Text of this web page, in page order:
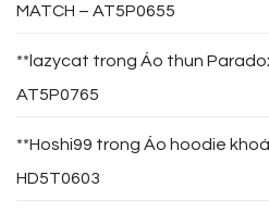
MATCH – AT5P0655
**lazycat trong Áo thun
AT5P0765
**Hoshi99 trong Áo hoodie
HD5T0603